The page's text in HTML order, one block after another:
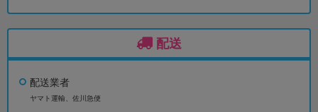
配送
配送業者
ヤマト運輸、佐川急便